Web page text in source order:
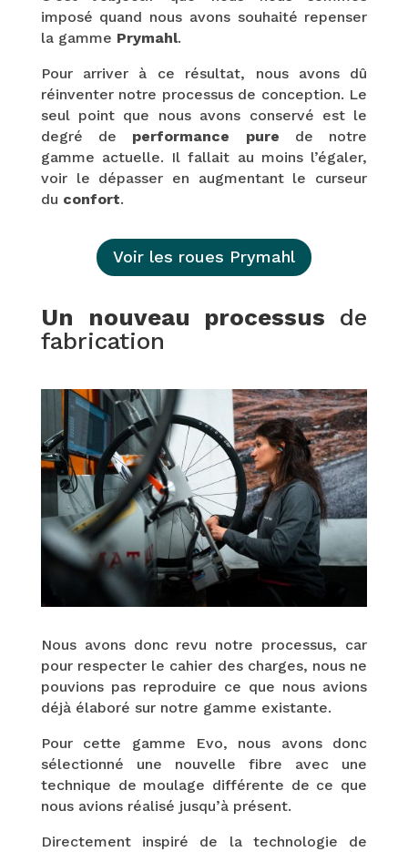
imposé quand nous avons souhaité repenser
la gamme Prymahl.
Pour arriver à ce résultat, nous avons dû
réinventer notre processus de conception. Le
seul point que nous avons conservé est le
degré de
performance pure
de notre
gamme actuelle. Il fallait au moins l’égaler,
voir le dépasser en augmentant le curseur
du confort.
Voir les roues Prymahl
Un nouveau processus de
fabrication
Nous avons donc revu notre processus, car
pour respecter le cahier des charges, nous ne
pouvions pas reproduire ce que nous avions
déjà élaboré sur notre gamme existante.
Pour cette gamme Evo, nous avons donc
sélectionné une nouvelle fibre avec une
technique de moulage différente de ce que
nous avions réalisé jusqu’à présent.
Directement inspiré de la technologie de